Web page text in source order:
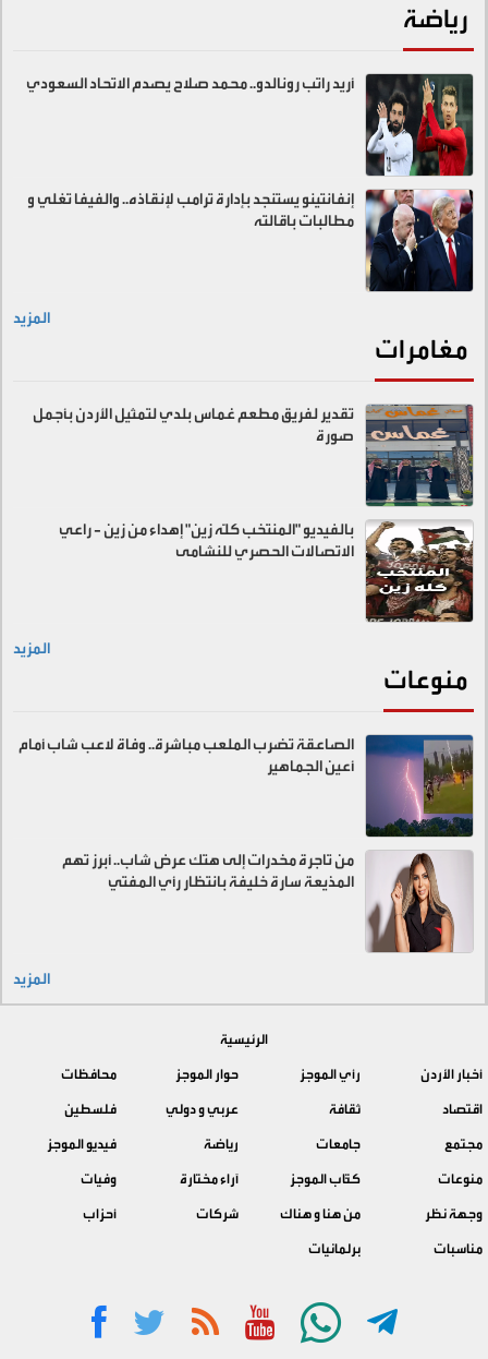
رياضة
أريد راتب رونالدو.. محمد صلاح يصدم الاتحاد السعودي
إنفانتينو يستنجد بإدارة ترامب لإنقاذه.. والفيفا تغلي و
مطالبات باقالته
المزيد
مغامرات
تقدير لفريق مطعم غماس بلدي لتمثيل الأردن بأجمل
صورة
بالفيديو "المنتخب كلّه زين" إهداء من زين - راعي
الاتصالات الحصري للنشامى
المزيد
منوعات
الصاعقة تضرب الملعب مباشرة.. وفاة لاعب شاب أمام
أعين الجماهير
من تاجرة مخدرات إلى هتك عرض شاب.. أبرز تهم
المذيعة سارة خليفة بانتظار رأي المفتي
المزيد
الرئيسية
أخبار الأردن
رأي الموجز حوار الموجز
محافظات
اقتصاد
ثقافة عربي و دولي
فلسطين
مجتمع
جامعات رياضة
فيديو الموجز
منوعات
كتّاب الموجز آراء مختارة
وفيات
وجهة نظر
من هنا و هناك شركات
أحزاب
مناسبات
برلمانيات